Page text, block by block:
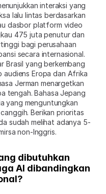
interaksi yang
lalu lintas berdasarkan
dasbor platform video
475 juta penutur dan
bagi perusahaan
secara internasional.
Brasil yang berkembang
audiens Eropa dan Afrika
Jerman menargetkan
tengah. Bahasa Jepang
yang menguntungkan
Berikan prioritas
sudah melihat adanya 5-
non-Inggris.
dibutuhkan
AI dibandingkan